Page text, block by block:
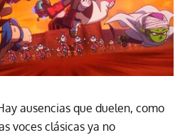
ausencias que duelen, como
voces clásicas ya no